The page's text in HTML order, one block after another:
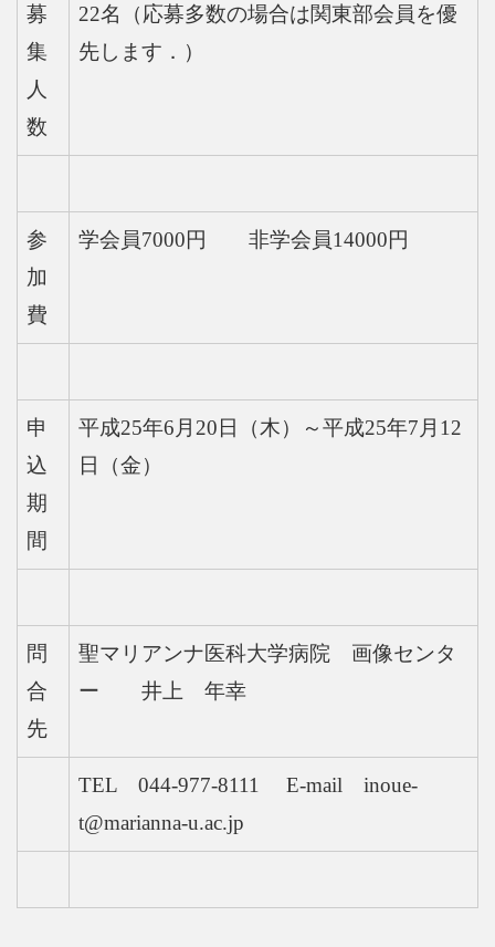
募
集
人
数
22名（応募多数の場合は関東部会員を優
先します．）
参
加
費
学会員7000円 非学会員14000円
申
込
期
間
平成25年6月20日（木）～平成25年7月12
日（金）
問
合
先
聖マリアンナ医科大学病院 画像センタ
ー 井上 年幸
TEL 044-977-8111 E-mail inoue-
t@marianna-u.ac.jp